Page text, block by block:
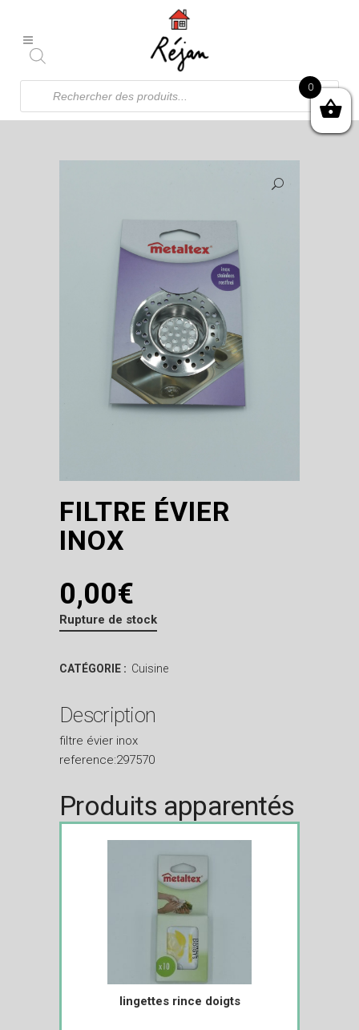
Recherche
produits
FILTRE ÉVIER
INOX
0,00€
Rupture de stock
CATÉGORIE : Cuisine
Description
filtre évier inox
reference:297570
Produits apparentés
lingettes rince doigts
0